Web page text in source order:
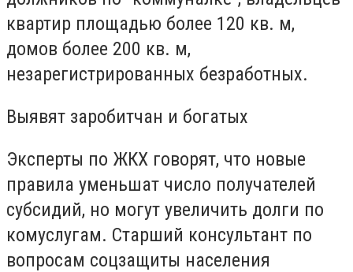
квартир площадью более 120 кв. м,
домов более 200 кв. м,
незарегистрированных безработных.
Выявят заробитчан и богатых
Эксперты по ЖКХ говорят, что новые
правила уменьшат число получателей
субсидий, но могут увеличить долги по
комуслугам. Старший консультант по
вопросам соцзащиты населения